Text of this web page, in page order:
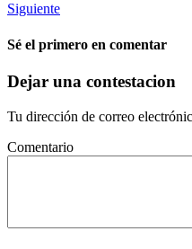
Siguiente
Sé el primero en comentar
Dejar una contestacion
Tu dirección de correo
Comentario